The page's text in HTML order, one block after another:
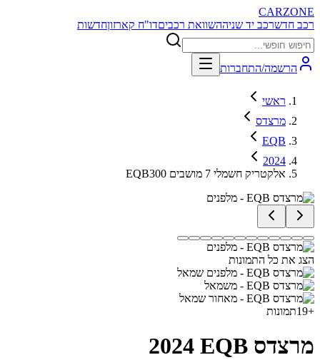
CARZONE
רכב חדשרכב יד שניההשוואת רכביםדו"ח קארזוןחדשות
הרשמה/התחברות
ראשי
מרצדס
EQB
2024
EQB300 אלקטריק חשמלי 7 מושבים
הצג את כל התמונות
+
19תמונות
מרצדס EQB 2024